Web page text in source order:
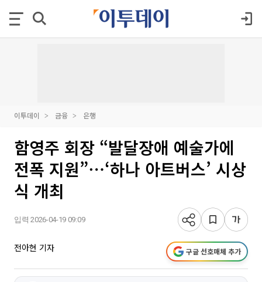
이투데이 금융 은행
함영주 회장 “발달장애 예술가에
전폭 지원”⋯‘하나 아트버스’ 시상
식 개최
입력 2026-04-19 09:09
전아현 기자 구글 선호매체 추가